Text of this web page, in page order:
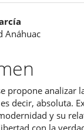
Anáhuac
propone analizar
decir, absoluta.
y su
con la